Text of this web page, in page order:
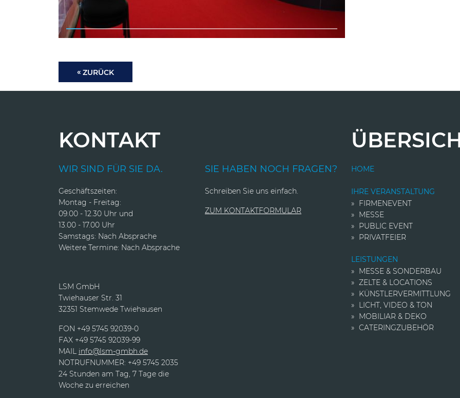
ZURÜCK
KONTAKT
WIR SIND FÜR SIE DA.
Geschäftszeiten:
Montag - Freitag:
09.00 - 12.30 Uhr und
13.00 - 17.00 Uhr
Samstags: Nach Absprache
Weitere Termine: Nach Absprache
LSM GmbH
Twiehauser Str. 31
32351 Stemwede Twiehausen
FON +49 5745 92039-0
FAX +49 5745 92039-99
MAIL info@lsm-gmbh.de
NOTRUFNUMMER: +49 5745 2035
24 Stunden am Tag, 7 Tage die
Woche zu erreichen
SIE HABEN NOCH FRAGEN?
Schreiben Sie uns einfach.
ZUM KONTAKTFORMULAR
HOME
IHRE VERANSTALTUNG
FIRMENEVENT
MESSE
PUBLIC EVENT
PRIVATFEIER
LEISTUNGEN
MESSE & SONDERBAU
ZELTE & LOCATIONS
KÜNSTLER­VERMITTLUNG
LICHT, VIDEO & TON
MOBILIAR & DEKO
CATERINGZUBEHÖR